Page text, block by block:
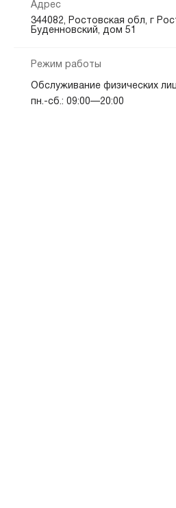
Адрес
344082, Ростовская обл, г
Буденновский, дом 51
Режим работы
Обслуживание физических
пн.-сб.: 09:00—20:00